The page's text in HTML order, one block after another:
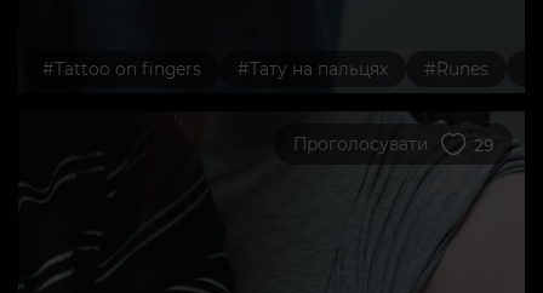
#Tattoo on fingers #Тату на пальцях #Runes
Проголосувати 29